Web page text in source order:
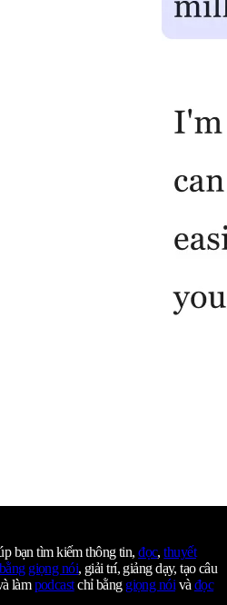
bạn tìm kiếm thông tin,đọc,thuyết
giọng nói, giải trí, giảng dạy, tạo câu
làmpodcastchỉ bằng giọng nóivàđọc